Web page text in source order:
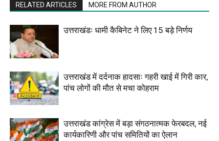
RELATED ARTICLES MORE FROM AUTHOR
उत्तराखंडः धामी कैबिनेट ने लिए 15 बड़े निर्णय
उत्तराखंड में दर्दनाक हादसाः गहरी खाई में गिरी कार,
पांच लोगों की मौत से मचा कोहराम
उत्तराखंड कांग्रेस में बड़ा संगठनात्मक फेरबदल, नई
कार्यकारिणी और पांच समितियों का ऐलान